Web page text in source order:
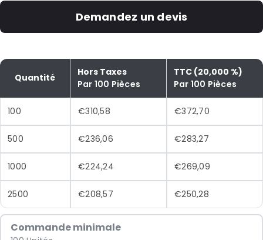
Demandez un devis
Quantité
Hors Taxes
Par 100 Pièces
TTC (20,000 %)
Par 100 Pièces
100 €310,58 €372,70
500 €236,06 €283,27
1000 €224,24 €269,09
2500 €208,57 €250,28
Commande minimale